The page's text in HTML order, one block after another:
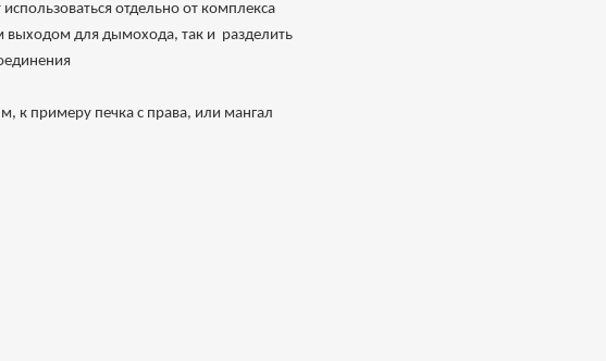
отдельно от комплекса
для дымохода, так и разделить
к примеру печка с права, или мангал